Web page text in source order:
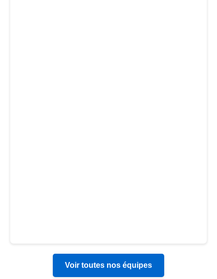
Voir toutes nos équipes